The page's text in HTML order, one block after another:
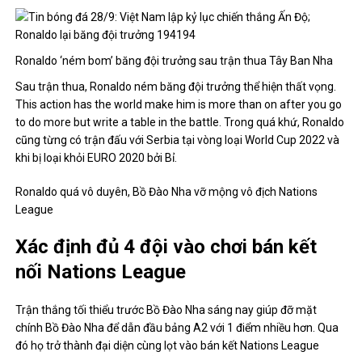
Ronaldo ‘ném bom’ băng đội trưởng sau trận thua Tây Ban Nha
Sau trận thua, Ronaldo ném băng đội trưởng thể hiện thất vọng.
This action has the world make him is more than on after you go
to do more but write a table in the battle. Trong quá khứ, Ronaldo
cũng từng có trận đấu với Serbia tại vòng loại World Cup 2022 và
khi bị loại khỏi EURO 2020 bởi Bỉ.
Ronaldo quá vô duyên, Bồ Đào Nha vỡ mộng vô địch Nations
League
Xác định đủ 4 đội vào chơi bán kết
nối Nations League
Trận thắng tối thiểu trước Bồ Đào Nha sáng nay giúp đỡ mặt
chính Bồ Đào Nha để dẫn đầu bảng A2 với 1 điểm nhiều hơn. Qua
đó họ trở thành đại diện cùng lọt vào bán kết Nations League